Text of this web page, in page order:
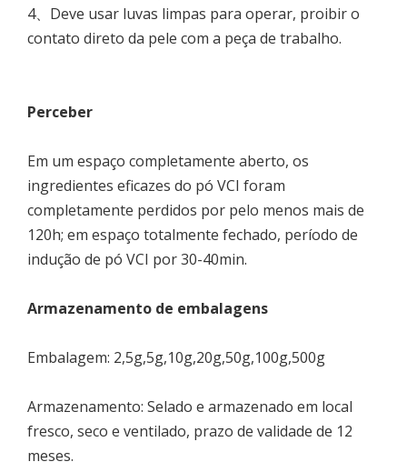
4、Deve usar luvas limpas para operar, proibir o
contato direto da pele com a peça de trabalho.
Perceber
Em um espaço completamente aberto, os
ingredientes eficazes do pó VCI foram
completamente perdidos por pelo menos mais de
120h; em espaço totalmente fechado, período de
indução de pó VCI por 30-40min.
Armazenamento de embalagens
Embalagem: 2,5g,5g,10g,20g,50g,100g,500g
Armazenamento: Selado e armazenado em local
fresco, seco e ventilado, prazo de validade de 12
meses.